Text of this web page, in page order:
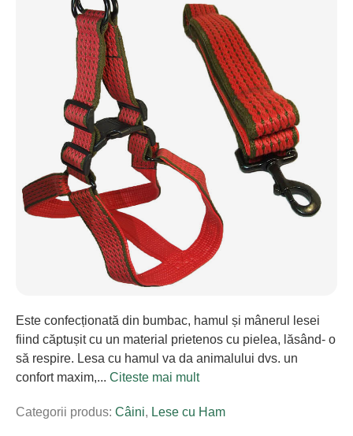
Este confecționată din bumbac, hamul și mânerul lesei
fiind căptușit cu un material prietenos cu pielea, lăsând- o
să respire. Lesa cu hamul va da animalului dvs. un
confort maxim,... Citeste mai mult
Categorii produs: Câini, Lese cu Ham